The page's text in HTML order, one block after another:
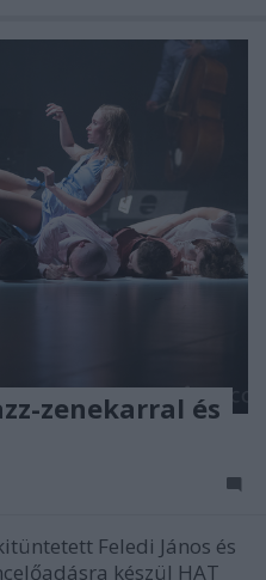
zenekarral és
Feledi János és
készül HAT